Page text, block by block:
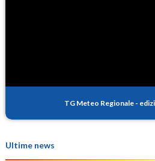
TG Meteo Regionale -
Ultime news